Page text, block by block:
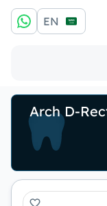
EN
Arch D-